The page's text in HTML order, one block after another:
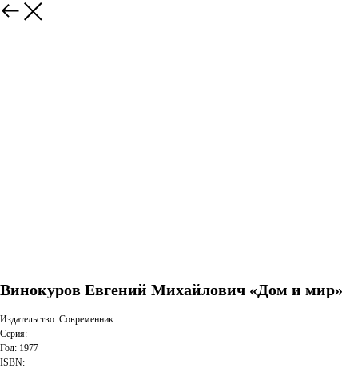
Винокуров Евгений Михайлович «Дом и мир»
Издательство: Современник
Серия:
Год: 1977
ISBN: